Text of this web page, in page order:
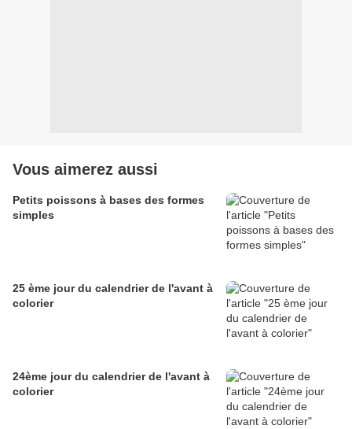
Vous aimerez aussi
Petits poissons à bases des formes
simples
25 ème jour du calendrier de l'avant à
colorier
24ème jour du calendrier de l'avant à
colorier